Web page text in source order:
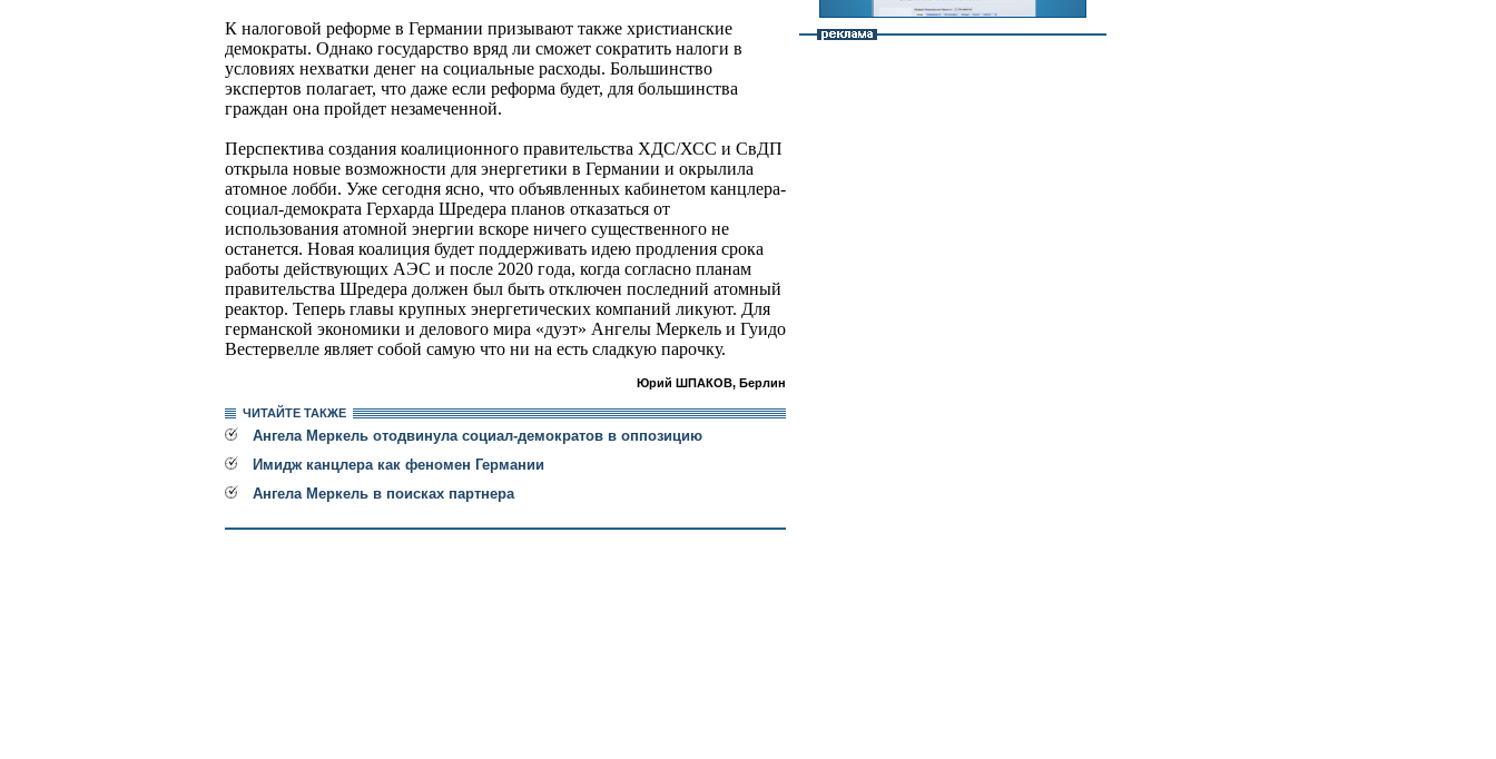
К налоговой реформе в Германии призывают также христианские
демократы. Однако государство вряд ли сможет сократить налоги в
условиях нехватки денег на социальные расходы. Большинство
экспертов полагает, что даже если реформа будет, для большинства
граждан она пройдет незамеченной.
Перспектива создания коалиционного правительства ХДС/ХСС и СвДП
открыла новые возможности для энергетики в Германии и окрылила
атомное лобби. Уже сегодня ясно, что объявленных кабинетом канцлера-
социал-демократа Герхарда Шредера планов отказаться от
использования атомной энергии вскоре ничего существенного не
останется. Новая коалиция будет поддерживать идею продления срока
работы действующих АЭС и после 2020 года, когда согласно планам
правительства Шредера должен был быть отключен последний атомный
реактор. Теперь главы крупных энергетических компаний ликуют. Для
германской экономики и делового мира «дуэт» Ангелы Меркель и Гуидо
Вестервелле являет собой самую что ни на есть сладкую парочку.
Юрий ШПАКОВ, Берлин
ЧИТАЙТЕ ТАКЖЕ
Ангела Меркель отодвинула социал-демократов в оппозицию
Имидж канцлера как феномен Германии
Ангела Меркель в поисках партнера